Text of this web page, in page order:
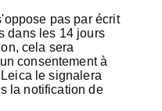
pas par écrit
dans les 14 jours
cela sera
consentement à
le signalera
la notification de